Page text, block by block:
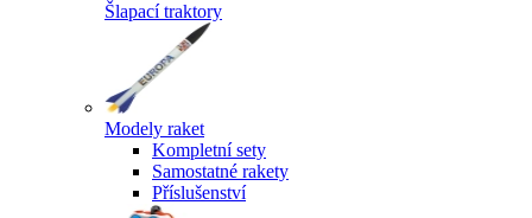
Šlapací traktory
Modely raket
Kompletní sety
Samostatné rakety
Příslušenství